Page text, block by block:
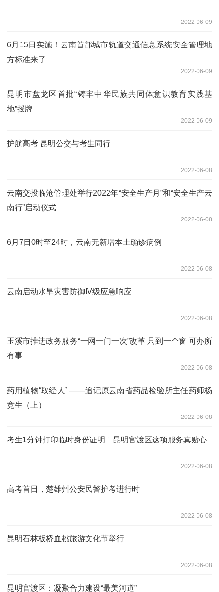
2022-06-09
6月15日实施！云南首部城市轨道交通信息系统安全管理地
方标准来了
2022-06-09
昆明市盘龙区首批“铸牢中华民族共同体意识教育实践基
地”授牌
2022-06-09
护航高考 昆明公交与考生同行
2022-06-08
云南交投临沧管理处举行2022年“安全生产月”和“安全生产云
南行”启动仪式
2022-06-08
6月7日0时至24时，云南无新增本土确诊病例
2022-06-08
云南启动水旱灾害防御Ⅳ级应急响应
2022-06-08
玉溪市推进政务服务“一网一门一次”改革 只到一个窗 可办所
有事
2022-06-08
药用植物“取经人” ——追记原云南省药品检验所主任药师杨
竞生（上）
2022-06-08
考生1分钟打印临时身份证明！昆明官渡区这项服务真贴心
2022-06-08
高考首日，楚雄州公安民警护考进行时
2022-06-08
昆明石林板桥血桃旅游文化节举行
2022-06-08
昆明官渡区：凝聚合力建设“最美河道”